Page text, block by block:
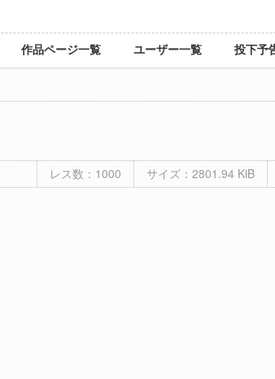
作品ページ一覧 ユーザー一覧 投下予
レス数：1000 サイズ：2801.94 KiB